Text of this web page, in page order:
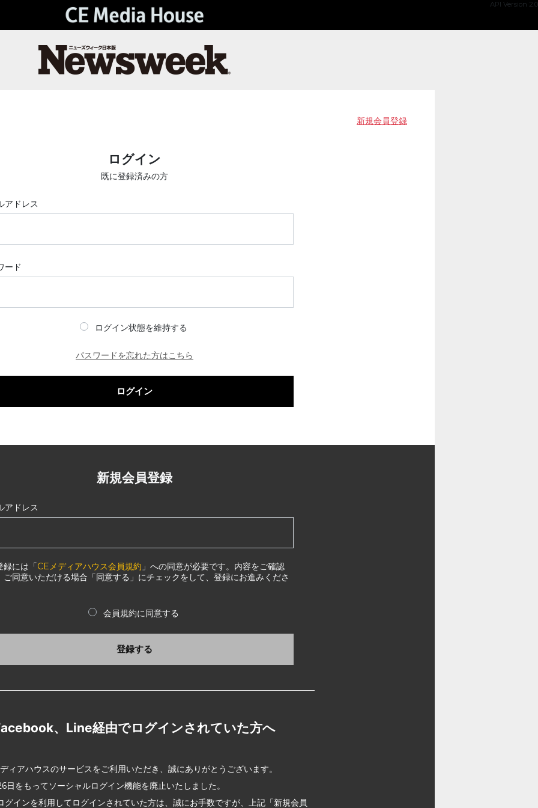
API Version 2.0
新規会員登録
ログイン
既に登録済みの方
アドレス
ード
ログイン状態を維持する
パスワードを忘れた方はこちら
ログイン
新規会員登録
アドレス
録には「CEメディアハウス会員規約 」への同意が必要です。内容をご確認
ご同意いただける場合「同意する」にチェックをして、登録にお進みくださ
会員規約に同意する
登録する
、Line経由でログインされていた方へ
ィアハウスのサービスをご利用いただき、誠にありがとうございます。
日をもってソーシャルログイン機能を廃止いたしました。
グインを利用してログインされていた方は、誠にお手数ですが、上記「新規会員